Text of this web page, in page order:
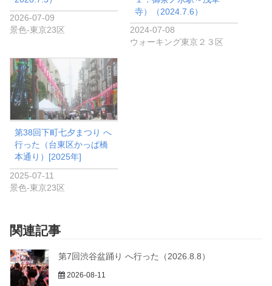
2026-07-09
景色-東京23区
寺）（2024.7.6）
2024-07-08
ウォーキング東京２３区
第38回下町七夕まつり へ
行った（台東区かっぱ橋
本通り）[2025年]
2025-07-11
景色-東京23区
関連記事
第7回渋谷盆踊り へ行った（2026.8.8）
2026-08-11